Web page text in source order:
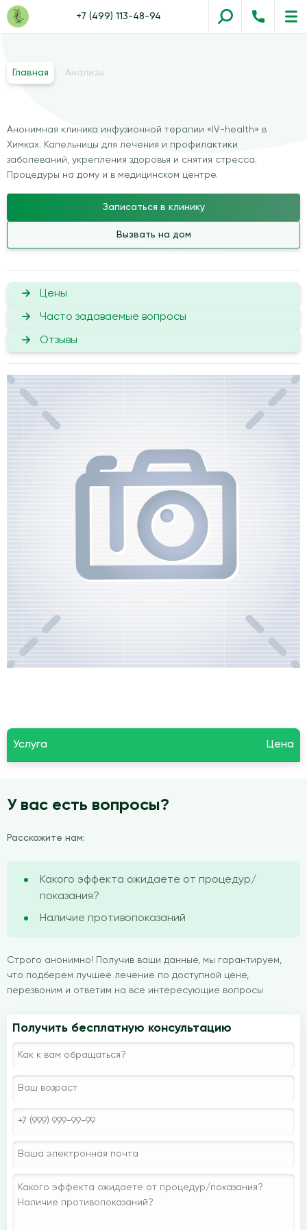
+7 (499) 113-48-94
Главная Анализы
Анонимная клиника инфузионной терапии «IV-health» в
Химках. Капельницы для лечения и профилактики
заболеваний, укрепления здоровья и снятия стресса.
Процедуры на дому и в медицинском центре.
Записаться в клинику
Вызвать на дом
Цены
Часто задаваемые вопросы
Отзывы
Услуга Цена
У вас есть вопросы?
Расскажите нам:
Какого эффекта ожидаете от процедур/
показания?
Наличие противопоказаний
Строго анонимно! Получив ваши данные, мы гарантируем,
что подберем лучшее лечение по доступной цене,
перезвоним и ответим на все интересующие вопросы
Получить бесплатную консультацию